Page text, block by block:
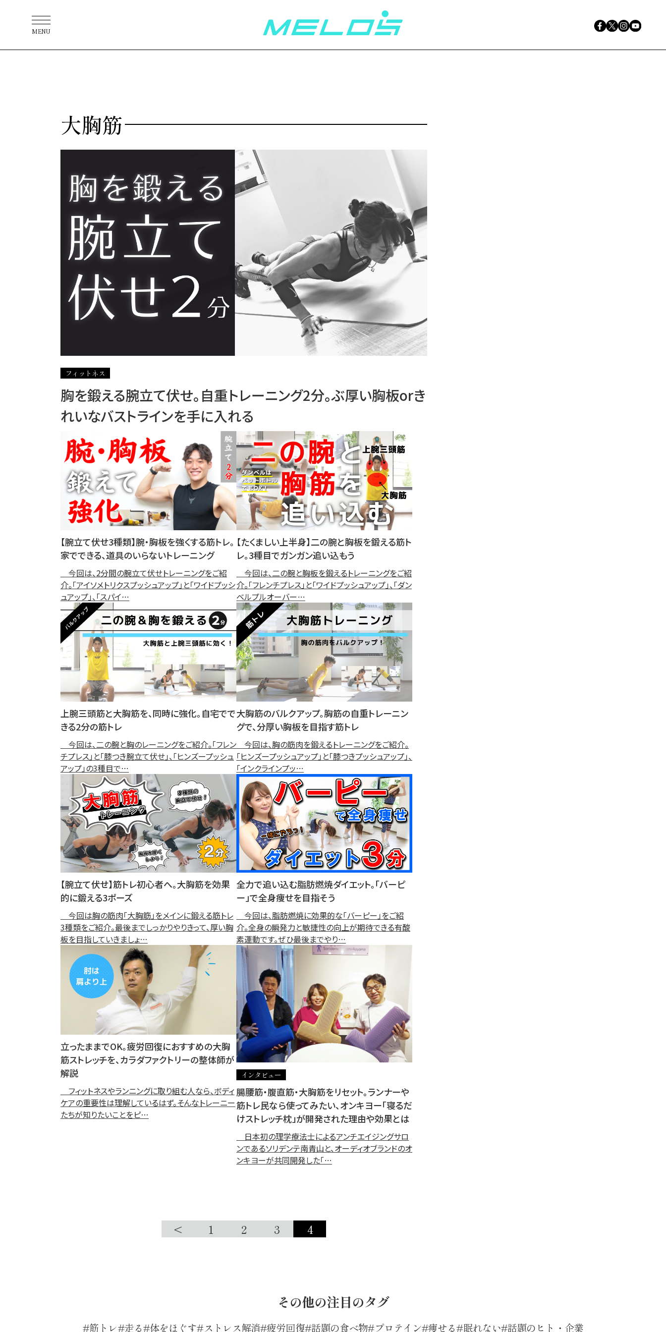
MENU
大胸筋
フィットネス
胸を鍛える腕立て伏せ。自重トレーニング2分。ぶ厚い胸板orき
れいなバストラインを手に入れる
【腕立て伏せ3種類】腕・胸板を強くする筋トレ。
家でできる、道具のいらないトレーニング
今回は、2分間の腕立て伏せトレーニングをご紹
介。「アイソメトリクスプッシュアップ」と「ワイドプッシ
ュアップ」、「スパイ…
【たくましい上半身】二の腕と胸板を鍛える筋ト
レ。3種目でガンガン追い込もう
今回は、二の腕と胸板を鍛えるトレーニングをご紹
介。「フレンチプレス」と「ワイドプッシュアップ」、「ダン
ベルプルオーバー…
上腕三頭筋と大胸筋を、同時に強化。自宅でで
きる2分の筋トレ
今回は、二の腕と胸のレーニングをご紹介。「フレン
チプレス」と「膝つき腕立て伏せ」、「ヒンズープッシュ
アップ」の3種目で…
大胸筋のバルクアップ。胸筋の自重トレーニン
グで、分厚い胸板を目指す筋トレ
今回は、胸の筋肉を鍛えるトレーニングをご紹介。
「ヒンズープッシュアップ」と「膝つきプッシュアップ」、
「インクラインプッ…
【腕立て伏せ】筋トレ初心者へ。大胸筋を効果
的に鍛える3ポーズ
今回は胸の筋肉「大胸筋」をメインに鍛える筋トレ
3種類をご紹介。最後までしっかりやりきって、厚い胸
板を目指していきましょ…
全力で追い込む脂肪燃焼ダイエット。「バーピ
ー」で全身痩せを目指そう
今回は、脂肪燃焼に効果的な「バーピー」をご紹
介。全身の瞬発力と敏捷性の向上が期待できる有酸
素運動です。ぜひ最後までやり…
立ったままでOK。疲労回復におすすめの大胸
筋ストレッチを、カラダファクトリーの整体師が
解説
フィットネスやランニングに取り組む人なら、ボディ
ケアの重要性は理解しているはず。そんなトレーニー
たちが知りたいことをピ…
インタビュー
腸腰筋・腹直筋・大胸筋をリセット。ランナーや
筋トレ民なら使ってみたい、オンキヨー「寝るだ
けストレッチ枕」が開発された理由や効果とは
日本初の理学療法士によるアンチエイジングサロ
ンであるソリデンテ南青山と、オーディオブランドのオ
ンキヨーが共同開発した「…
< 1 2 3 4
その他の注目のタグ
筋トレ 走る 体をほぐす ストレス解消 疲労回復 話題の食べ物 プロテイン 痩せる 眠れない 話題のヒト・企業